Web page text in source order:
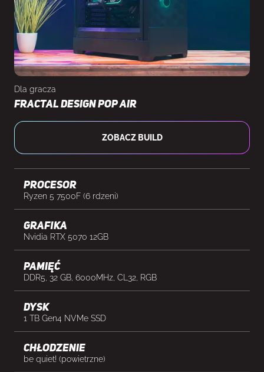
Dla gracza
Fractal Design Pop Air
ZOBACZ BUILD
Procesor
Ryzen 5 7500F (6 rdzeni)
Grafika
Nvidia RTX 5070 12GB
Pamięć
DDR5, 32 GB, 6000MHz, CL32, RGB
Dysk
1 TB Gen4 NVMe SSD
Chłodzenie
be quiet! (powietrzne)